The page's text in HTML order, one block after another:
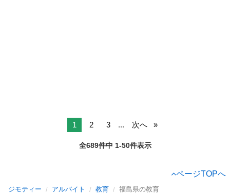
1 2 3 ... 次へ
全689件中 1-50件表示
ページTOPへ
ジモティー アルバイト 教育 福島県の教育